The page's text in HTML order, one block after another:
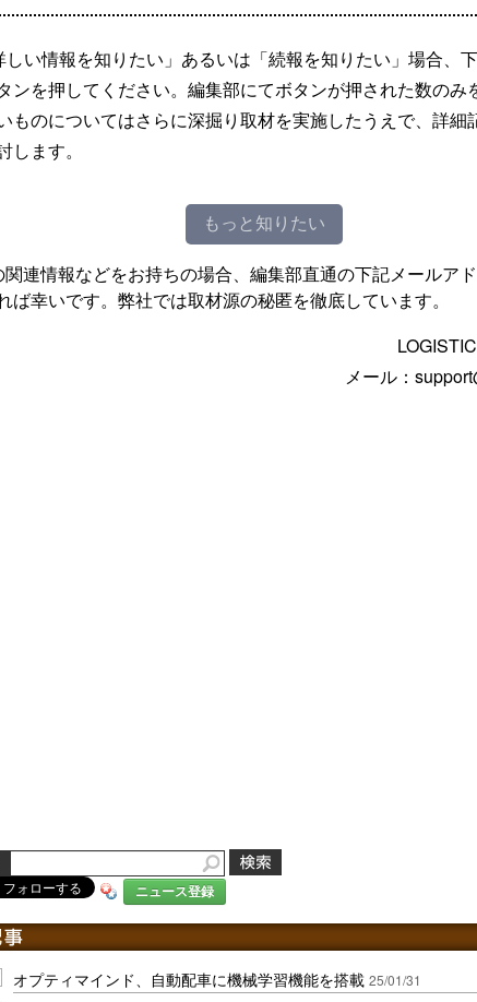
しい情報を知りたい」あるいは「続報を知りたい」場合、
ンを押してください。編集部にてボタンが押された数のみ
ものについてはさらに深掘り取材を実施したうえで、詳細
します。
もっと知りたい
連情報などをお持ちの場合、編集部直通の下記メールア
ば幸いです。弊社では取材源の秘匿を徹底しています。
メール：
ニュース登録
オプティマインド、自動配車に機械学習機能を搭載 25/01/31